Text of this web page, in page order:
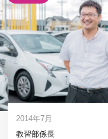
2014年7月
教習部係長